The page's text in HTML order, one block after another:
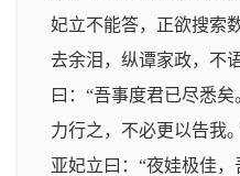
妃立不能答，正欲搜索
去余泪，纵谭家政，不
曰：“吾事度君已尽悉
力行之，不必更以告我
亚妃立曰：“夜娃极佳